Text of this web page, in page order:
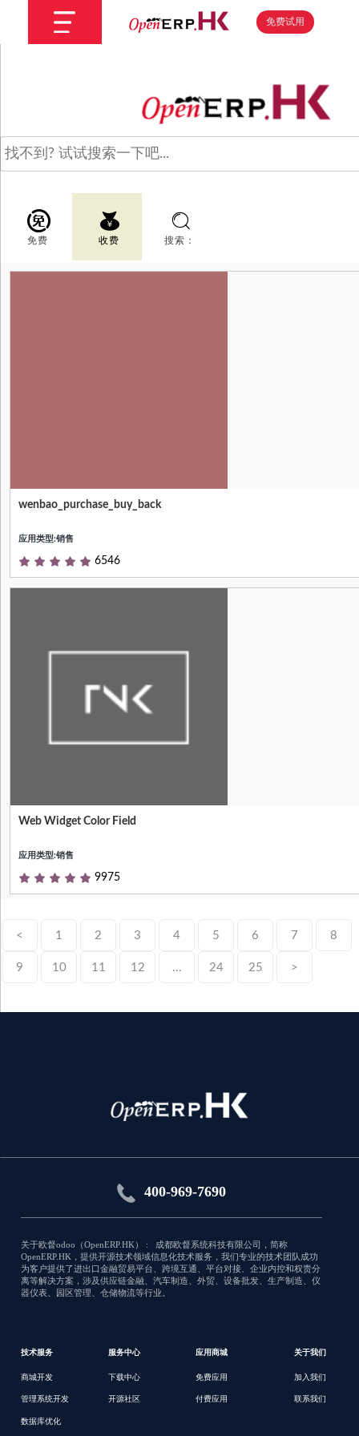
免费试用
免费 收费 搜索：
Short (1 phrase/line) summary of the
modules listing or apps.openerp.com
wenbao_purchase_buy_back
应用类型:销售
6546
Customize list view's column color
Web Widget Color Field
应用类型:销售
9975
module's purpose, used as subtitle on
4525
< 1 2 3 4 5 6 7 8
9 10 11 12 ... 24 25 >
400-969-7690
关于欧督odoo（OpenERP.HK） : 成都欧督系统科技有限公司，简称
OpenERP.HK，提供开源技术领域信息化技术服务，我们专业的技术团队成功
为客户提供了进出口金融贸易平台、跨境互通、平台对接、企业内控和权责分
离等解决方案，涉及供应链金融、汽车制造、外贸、设备批发、生产制造、仪
器仪表、园区管理、仓储物流等行业。
技术服务
商城开发
管理系统开发
数据库优化
服务中心
下载中心
开源社区
应用商城
免费应用
付费应用
关于我们
加入我们
联系我们